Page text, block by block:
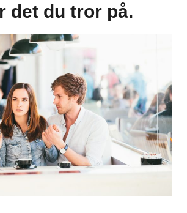
det du tror på.